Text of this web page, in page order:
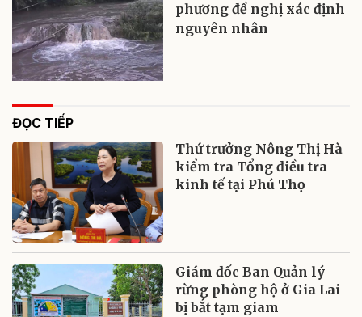
phương đề nghị xác định
nguyên nhân
ĐỌC TIẾP
Thứ trưởng Nông Thị Hà
kiểm tra Tổng điều tra
kinh tế tại Phú Thọ
Giám đốc Ban Quản lý
rừng phòng hộ ở Gia Lai
bị bắt tạm giam